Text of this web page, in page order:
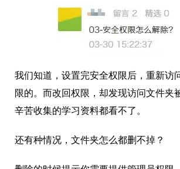
我们知道，设置完安全权限后，重新访
限的。而改回权限，却发现访问文件夹
辛苦收集的学习资料都看不了。
还有种情况，文件夹怎么都删不掉？